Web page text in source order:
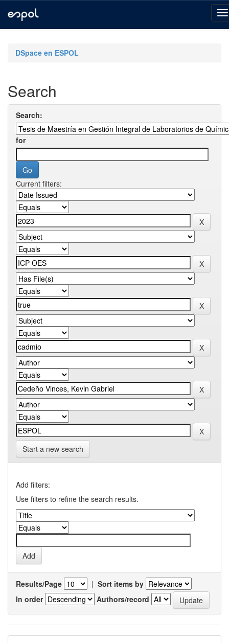
navigationDSpace en ESPOL
Search
Search:
for
Current filters:
Start a new search
Add filters:
Use filters to refine the search results.
Results/Page | Sort items by
In order
Authors/record